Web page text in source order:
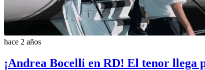
hace 2 años
¡Andrea Bocelli en RD! El tenor